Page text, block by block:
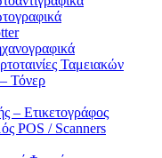
Ταμειακών
Τόνερ
– Ετικετογράφος
POS / Scanners